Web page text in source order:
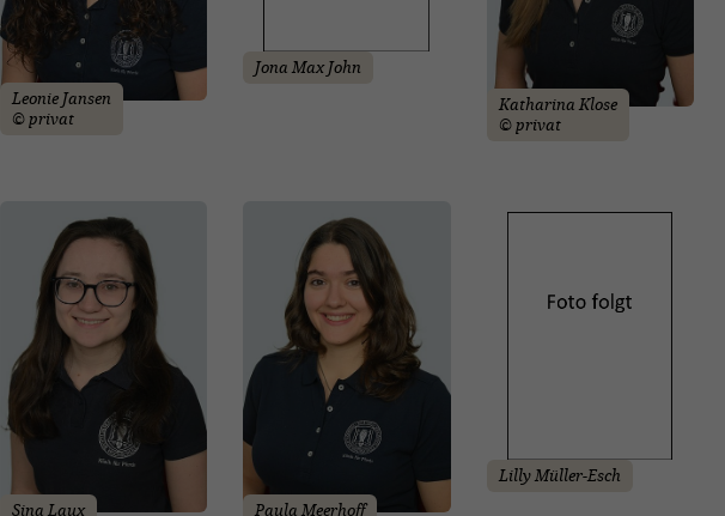
Leonie Jansen
© privat
Jona Max John
Katharina Klose
© privat
Sina Laux
Paula Meerhoff
Lilly Müller-Esch